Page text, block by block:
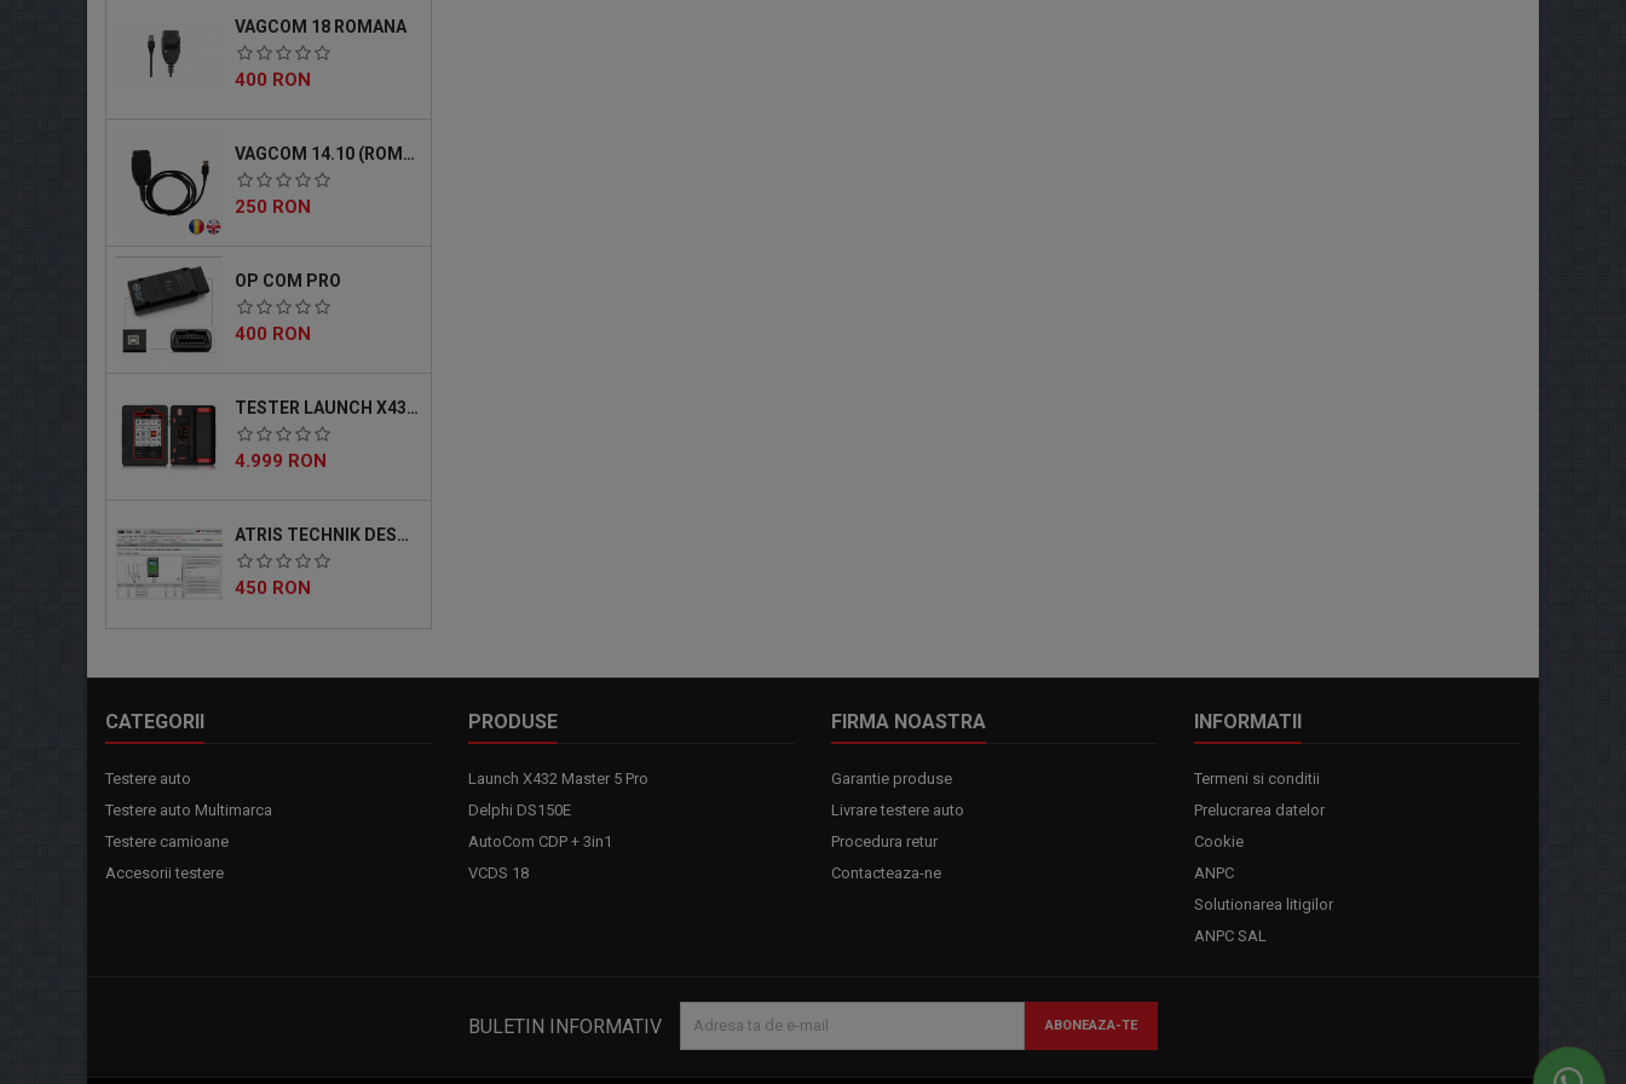
VAGCOM 18 ROMANA
Pret
400 RON
VAGCOM 14.10 (ROMANA)
Pret
250 RON
OP COM PRO
Pret
400 RON
TESTER LAUNCH X431 MASTER 5 PRO
Pret
4.999 RON
ATRIS TECHNIK DESCARCABIL
Pret
450 RON
CATEGORII
Testere auto
Testere auto Multimarca
Testere camioane
Accesorii testere
PRODUSE
Launch X432 Master 5 Pro
Delphi DS150E
AutoCom CDP + 3in1
VCDS 18
FIRMA NOASTRA
Garantie produse
Livrare testere auto
Procedura retur
Contacteaza-ne
INFORMATII
Termeni si conditii
Prelucrarea datelor
Cookie
ANPC
Solutionarea litigilor
ANPC SAL
BULETIN INFORMATIV